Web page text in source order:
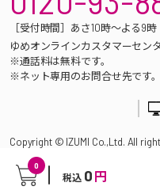
0
税込 0 円
［受付時間］あさ10時～よる9時
ゆめオンラインカスタマーセン
※通話料は無料です。
※ネット専用のお問合せ先です
Copyright © IZUMI Co.,Ltd. All